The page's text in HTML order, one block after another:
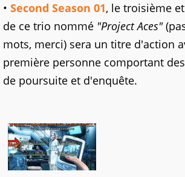
• Second Season 01, le troisième
de ce trio nommé "Project Aces"
mots, merci) sera un titre d'action
première personne comportant
de poursuite et d'enquête.